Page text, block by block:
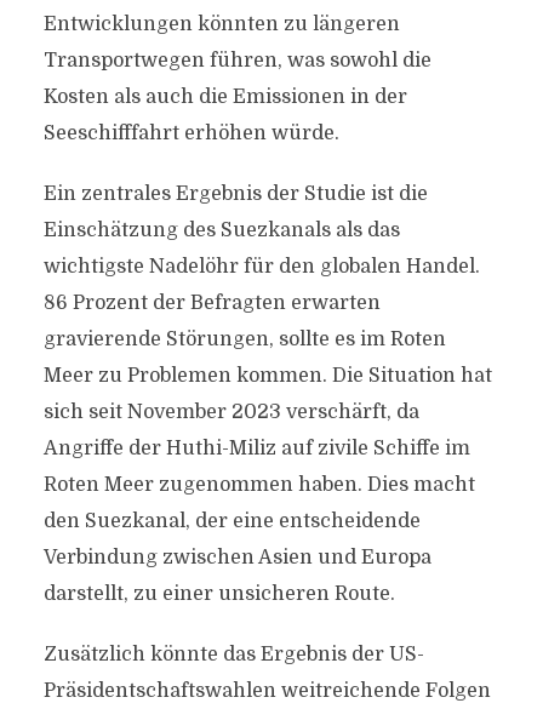
Entwicklungen könnten zu längeren
Transportwegen führen, was sowohl die
Kosten als auch die Emissionen in der
Seeschifffahrt erhöhen würde.
Ein zentrales Ergebnis der Studie ist die
Einschätzung des Suezkanals als das
wichtigste Nadelöhr für den globalen Handel.
86 Prozent der Befragten erwarten
gravierende Störungen, sollte es im Roten
Meer zu Problemen kommen. Die Situation hat
sich seit November 2023 verschärft, da
Angriffe der Huthi-Miliz auf zivile Schiffe im
Roten Meer zugenommen haben. Dies macht
den Suezkanal, der eine entscheidende
Verbindung zwischen Asien und Europa
darstellt, zu einer unsicheren Route.
Zusätzlich könnte das Ergebnis der US-
Präsidentschaftswahlen weitreichende Folgen